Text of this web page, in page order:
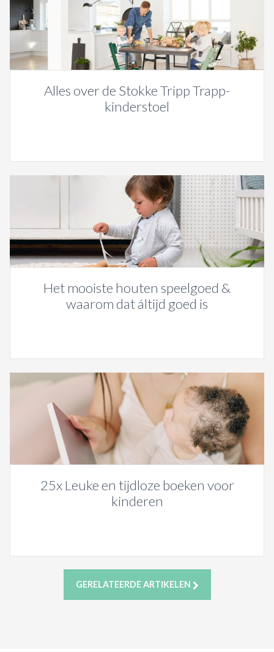
Alles over de Stokke Tripp Trapp-
kinderstoel
Het mooiste houten speelgoed &
waarom dat áltijd goed is
25x Leuke en tijdloze boeken voor
kinderen
GERELATEERDE ARTIKELEN